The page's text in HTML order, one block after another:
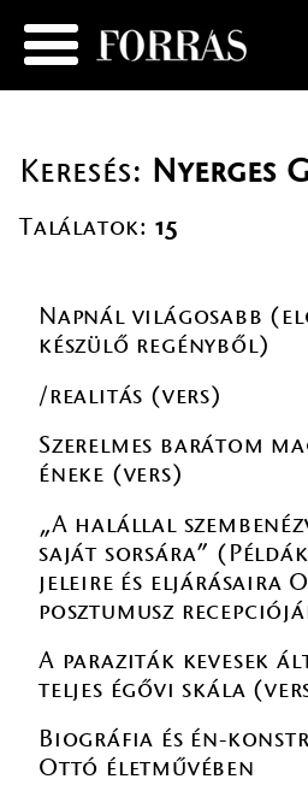
Keresés: Nyerges
Találatok: 15
Napnál világosabb
készülő regényből)
/realitás (vers)
Szerelmes barátom
éneke (vers)
„A halállal
saját sorsára”
jeleire és eljárásaira
posztumusz
A paraziták kevesek
teljes égővi skála
Biográfia és én-
Ottó életművében